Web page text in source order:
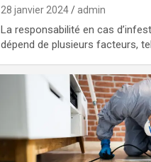
28 janvier 2024 admin
La responsabilité en cas
dépend de plusieurs facteurs,